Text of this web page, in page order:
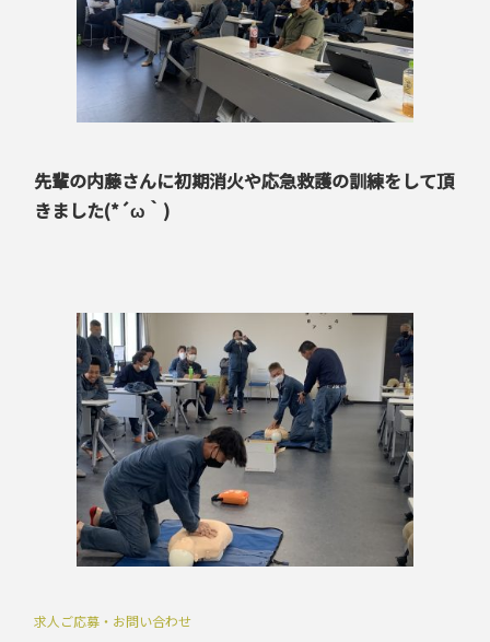
先輩の内藤さんに初期消火や応急救護の訓練をして頂
きました(*´ω｀)
求人ご応募・お問い合わせ